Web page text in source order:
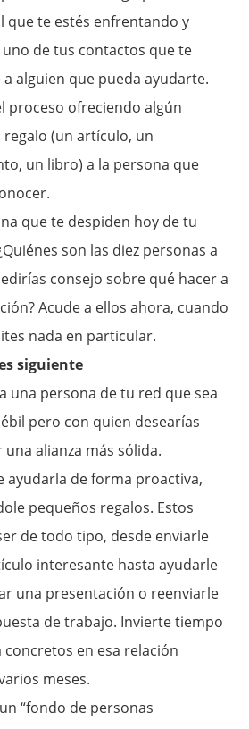
que te estés enfrentando y
de tus contactos que te
alguien que pueda ayudarte.
proceso ofreciendo algún
regalo (un artículo, un
un libro) a la persona que
que te despiden hoy de tu
son las diez personas a
consejo sobre qué hacer a
Acude a ellos ahora, cuando
nada en particular.
siguiente
una persona de tu red que sea
pero con quien desearías
alianza más sólida.
ayudarla de forma proactiva,
pequeños regalos. Estos
de todo tipo, desde enviarle
interesante hasta ayudarle
una presentación o reenviarle
de trabajo. Invierte tiempo
concretos en esa relación
meses.
“fondo de personas